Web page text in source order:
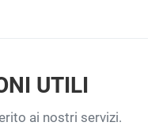
UTILI
ai nostri servizi.